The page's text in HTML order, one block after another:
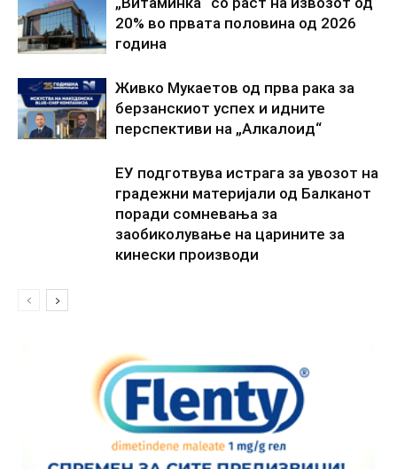
20% во првата половина од 2026
година
Живко Мукаетов од прва рака за
берзанскиот успех и идните
перспективи на „Алкалоид“
ЕУ подготвува истрага за увозот на
градежни материјали од Балканот
поради сомневања за
заобиколување на царините за
кинески производи